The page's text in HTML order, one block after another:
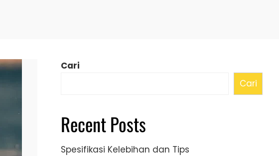
Cari
Cari
Recent Posts
Spesifikasi Kelebihan dan Tips